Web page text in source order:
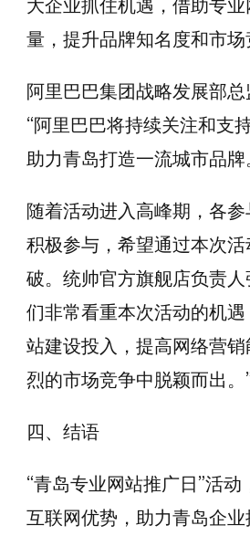
大企业抓住机遇，借助专
量，提升品牌知名度和市场
阿里巴巴集团战略发展部总
“阿里巴巴将持续关注和支
助力青岛打造一流城市品牌
随着活动进入高峰期，各
积极参与，希望通过本次
破。统帅官方旗舰店负责
们非常看重本次活动的机
站建设投入，提高网络营
烈的市场竞争中脱颖而出。
四、结语
“青岛专业网站推广日”活
互联网优势，助力青岛企业